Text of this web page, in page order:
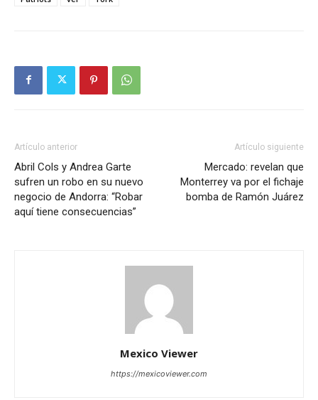
Artículo anterior
Abril Cols y Andrea Garte
sufren un robo en su nuevo
negocio de Andorra: “Robar
aquí tiene consecuencias”
Artículo siguiente
Mercado: revelan que
Monterrey va por el fichaje
bomba de Ramón Juárez
Mexico Viewer
https://mexicoviewer.com